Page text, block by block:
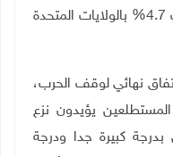
و11.6% أجابوا بحماس، بينما أجاب 4.7% بالولايات المتحدة
نهائي لوقف الحرب،
أن 67.5% من المستطلعين يؤيدون نزع
كبيرة جدا ودرجة